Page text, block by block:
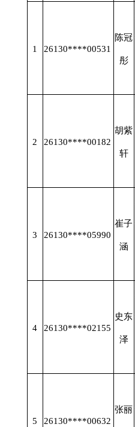
1 26130****00531
陈冠
彤
2 26130****00182
胡紫
轩
3 26130****05990
崔子
涵
4 26130****02155
史东
泽
5 26130****00632
张丽